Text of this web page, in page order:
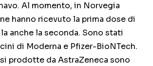
Al momento, in Norvegia
hanno ricevuto la prima dose di
anche la seconda. Sono stati
di Moderna e Pfizer-BioNTech.
prodotte da AstraZeneca sono